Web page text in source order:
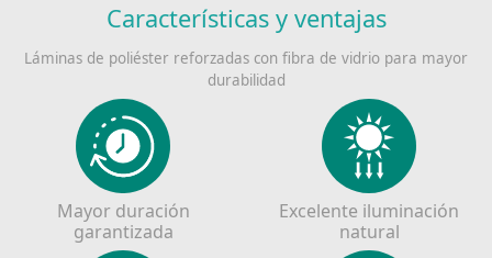
Características y ventajas
Láminas de poliéster reforzadas con fibra de vidrio para mayor
durabilidad
Mayor duración
garantizada
Excelente iluminación
natural